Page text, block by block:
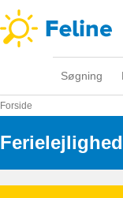
Søgning
Forside